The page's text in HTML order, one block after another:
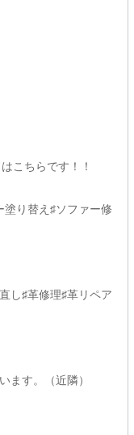
こちらです！！
塗り替え♯ソファー修
し♯革修理♯革リペア
す。（近隣）